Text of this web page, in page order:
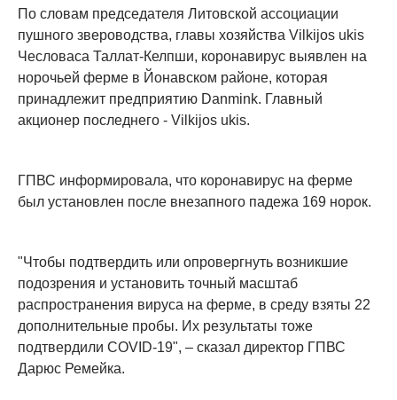
По словам председателя Литовской ассоциации
пушного звероводства, главы хозяйства Vilkijos ukis
Чесловаса Таллат-Келпши, коронавирус выявлен на
норочьей ферме в Йонавском районе, которая
принадлежит предприятию Danmink. Главный
акционер последнего - Vilkijos ukis.
ГПВС информировала, что коронавирус на ферме
был установлен после внезапного падежа 169 норок.
"Чтобы подтвердить или опровергнуть возникшие
подозрения и установить точный масштаб
распространения вируса на ферме, в среду взяты 22
дополнительные пробы. Их результаты тоже
подтвердили COVID-19", – сказал директор ГПВС
Дарюс Ремейка.